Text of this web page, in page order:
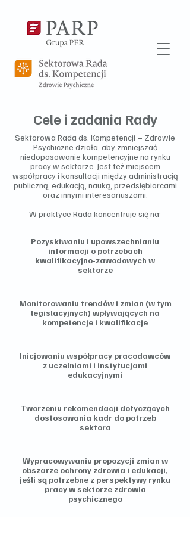
Cele i zadania Rady
Sektorowa Rada ds. Kompetencji – Zdrowie
Psychiczne działa, aby zmniejszać
niedopasowanie kompetencyjne na rynku
pracy w sektorze. Jest też miejscem
współpracy i konsultacji między administracją
publiczną, edukacją, nauką, przedsiębiorcami
oraz innymi interesariuszami.
W praktyce Rada koncentruje się na:
Pozyskiwaniu i upowszechnianiu
informacji o potrzebach
kwalifikacyjno-zawodowych w
sektorze
Monitorowaniu trendów i zmian (w tym
legislacyjnych) wpływających na
kompetencje i kwalifikacje
Inicjowaniu współpracy pracodawców
z uczelniami i instytucjami
edukacyjnymi
Tworzeniu rekomendacji dotyczących
dostosowania kadr do potrzeb
sektora
Wypracowywaniu propozycji zmian w
obszarze ochrony zdrowia i edukacji,
jeśli są potrzebne z perspektywy rynku
pracy w sektorze zdrowia
psychicznego